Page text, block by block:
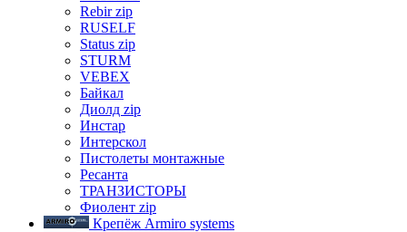
Rebir zip
RUSELF
Status zip
STURM
VEBEX
Байкал
Диолд zip
Инстар
Интерскол
Пистолеты монтажные
Ресанта
ТРАНЗИСТОРЫ
Фиолент zip
Крепёж Armiro systems